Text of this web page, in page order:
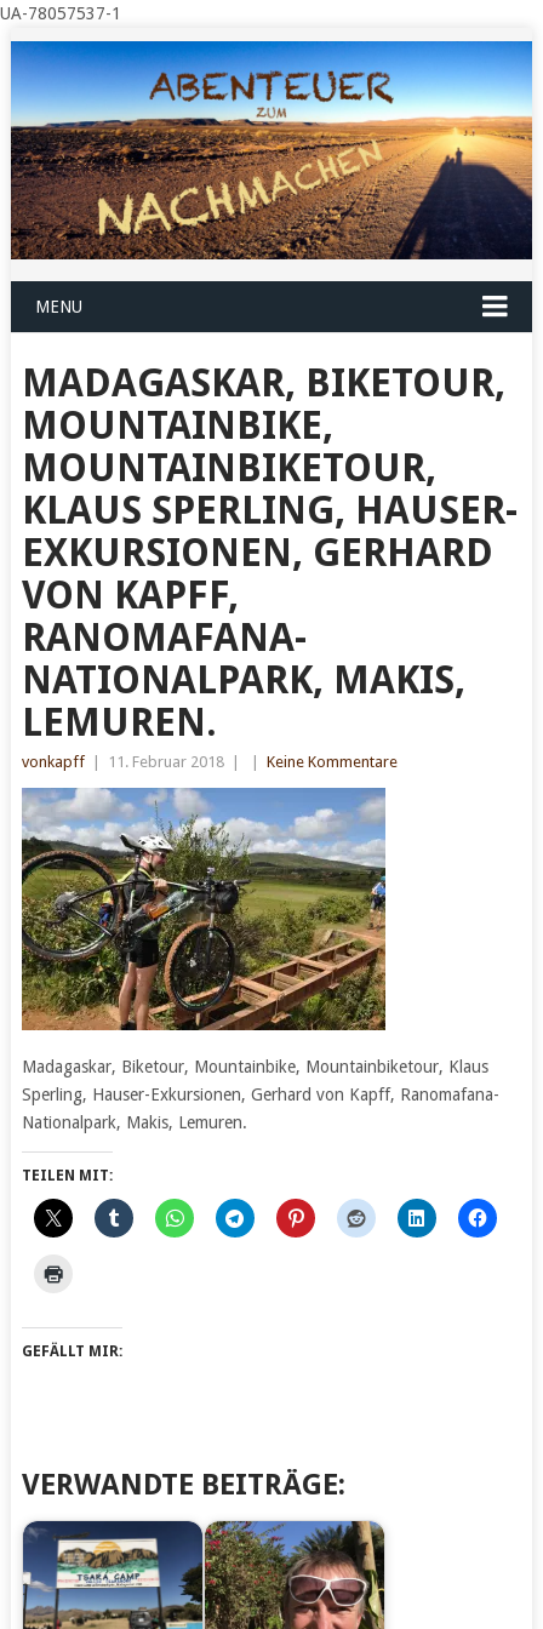
UA-78057537-1
MENU
MADAGASKAR, BIKETOUR,
MOUNTAINBIKE,
MOUNTAINBIKETOUR,
KLAUS SPERLING, HAUSER-
EXKURSIONEN, GERHARD
VON KAPFF,
RANOMAFANA-
NATIONALPARK, MAKIS,
LEMUREN.
vonkapff 11. Februar 2018 Keine Kommentare
Madagaskar, Biketour, Mountainbike, Mountainbiketour, Klaus
Sperling, Hauser-Exkursionen, Gerhard von Kapff, Ranomafana-
Nationalpark, Makis, Lemuren.
TEILEN MIT:
GEFÄLLT MIR:
VERWANDTE BEITRÄGE: